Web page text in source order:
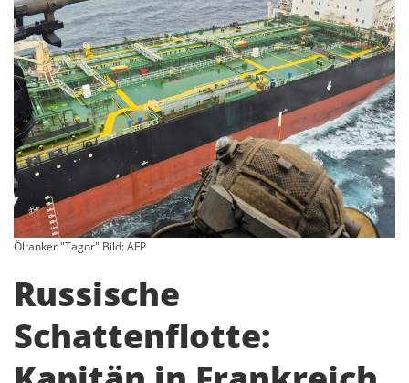
Öltanker "Tagor" Bild: AFP
Russische
Schattenflotte: